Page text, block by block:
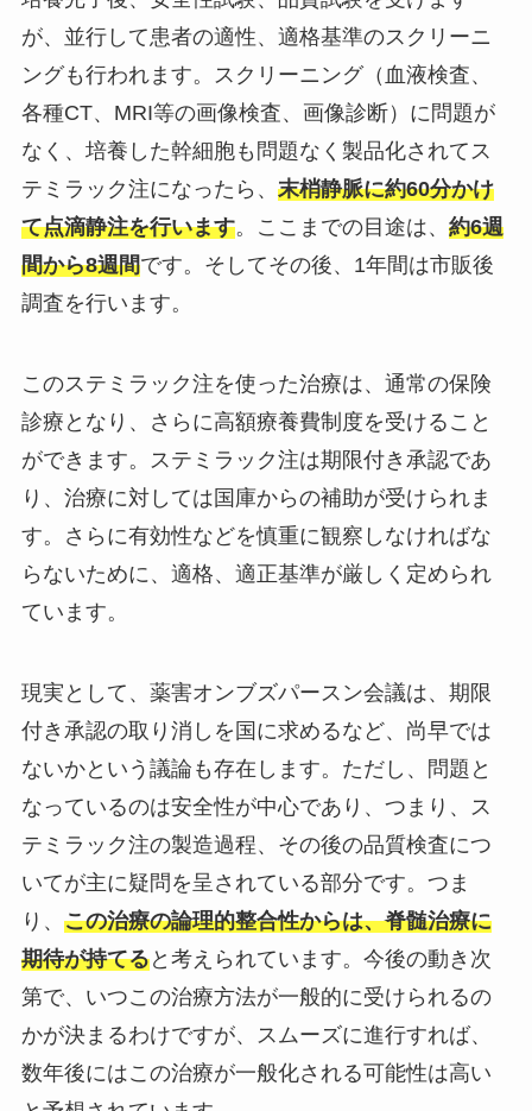
が、並行して患者の適性、適格基準のスクリーニ
ングも行われます。スクリーニング（血液検査、
各種CT、MRI等の画像検査、画像診断）に問題が
なく、培養した幹細胞も問題なく製品化されてス
テミラック注になったら、 末梢静脈に約60分かけ
て点滴静注を行います。ここまでの目途は、 約6週
間から8週間です。そしてその後、1年間は市販後
調査を行います。
このステミラック注を使った治療は、通常の保険
診療となり、さらに高額療養費制度を受けること
ができます。ステミラック注は期限付き承認であ
り、治療に対しては国庫からの補助が受けられま
す。さらに有効性などを慎重に観察しなければな
らないために、適格、適正基準が厳しく定められ
ています。
現実として、薬害オンブズパースン会議は、期限
付き承認の取り消しを国に求めるなど、尚早では
ないかという議論も存在します。ただし、問題と
なっているのは安全性が中心であり、つまり、ス
テミラック注の製造過程、その後の品質検査につ
いてが主に疑問を呈されている部分です。つま
り、 この治療の論理的整合性からは、脊髄治療に
期待が持てると考えられています。今後の動き次
第で、いつこの治療方法が一般的に受けられるの
かが決まるわけですが、スムーズに進行すれば、
数年後にはこの治療が一般化される可能性は高い